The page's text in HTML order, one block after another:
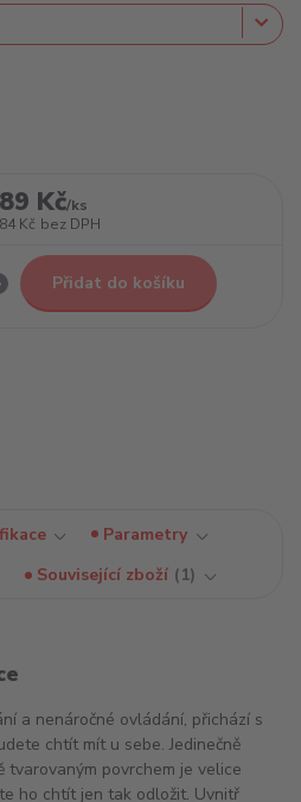
Kč/ks
Kč bez DPH
Přidat do košíku
Parametry
Související zboží 1
a nenáročné ovládání, přichází s
chtít mít u sebe. Jedinečně
tvarovaným povrchem je velice
ho chtít jen tak odložit. Uvnitř